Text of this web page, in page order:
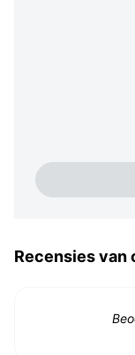
Recensies van